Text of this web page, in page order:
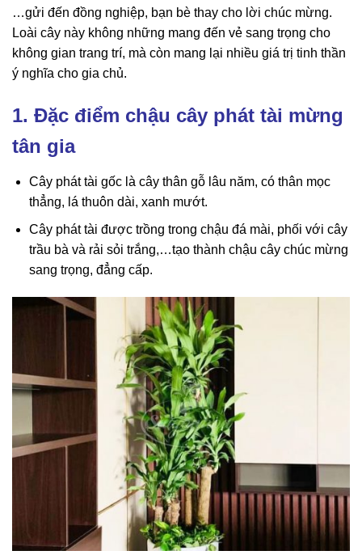
…gửi đến đồng nghiệp, bạn bè thay cho lời chúc mừng.
Loài cây này không những mang đến vẻ sang trọng cho
không gian trang trí, mà còn mang lại nhiều giá trị tinh thần
ý nghĩa cho gia chủ.
1. Đặc điểm chậu cây phát tài mừng
tân gia
Cây phát tài gốc là cây thân gỗ lâu năm, có thân mọc
thẳng, lá thuôn dài, xanh mướt.
Cây phát tài được trồng trong chậu đá mài, phối với cây
trầu bà và rải sỏi trắng,…tạo thành chậu cây chúc mừng
sang trọng, đẳng cấp.